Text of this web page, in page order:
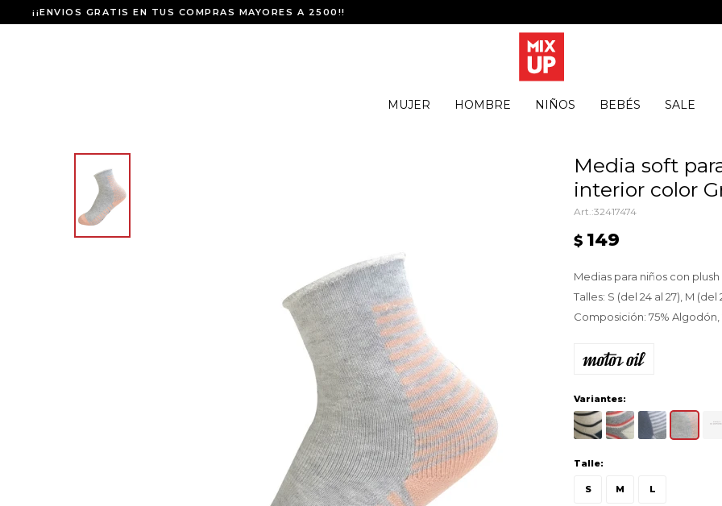
MUJER HOMBRE NIÑOS BEBÉS SALE
¡¡ENVIOS GRATIS EN TUS COMPRAS MAYORES A 2500!!
Media soft
interior color
32417474
$ 149
Medias para niños con
Talles: S (del 24 al 27), M (del
Composición: 75% Algodón,
Variantes:
Talle:
S M L